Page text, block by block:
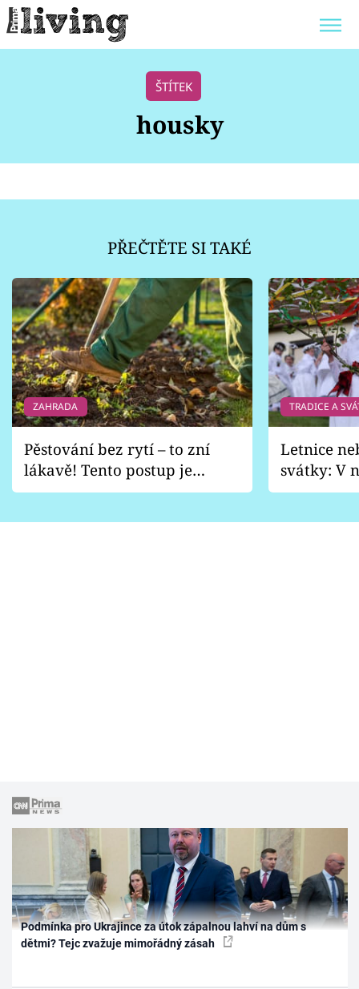
POKOJOVÉ KVĚTINY
ZAHRADA
Témata
Zahrada
Design
Sledujte prima+
Přihlášení
Sledujte nás
ŠTÍTEK
housky
PŘEČTĚTE SI TAKÉ
ZAHRADA
Pěstování bez rytí – to zní
lákavě! Tento postup je
vhodný jen pro některé
TRADICE A
Letnice
svátky: V
pondělí
Podmínka pro Ukrajince za útok zápalnou lahví na dům s
dětmi? Tejc zvažuje mimořádný zásah